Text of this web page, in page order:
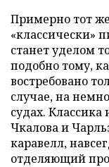
Примерно тот
«классически»
станет уделом
подобно тому,
востребовано
случае, на
судах.
Чкалова и
каравелл,
отделяющий